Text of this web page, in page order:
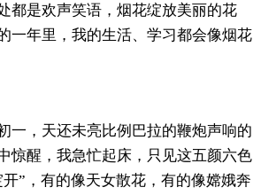
都是欢声笑语，烟花绽放美丽的花
一年里，我的生活、学习都会像烟花
一，天还未亮比例巴拉的鞭炮声响的
惊醒，我急忙起床，只见这五颜六色
”，有的像天女散花，有的像嫦娥奔